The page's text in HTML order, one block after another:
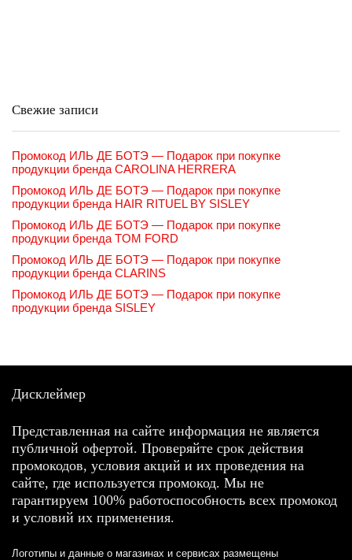
Свежие записи
Промокод ИЛЬ ДЕ БОТЭ — Подарок при покупке
продукции бренда CAROLINA HERRERA
Промокод ИЛЬ ДЕ БОТЭ — Подарок при покупке
продукции бренда HAIR RITUEL BY SISLEY
Промокод ИЛЬ ДЕ БОТЭ — Подарок при покупке
продукции бренда TOM FORD
Промокод ИЛЬ ДЕ БОТЭ — Подарок при покупке
продукции бренда CLARINS
Промокод ИЛЬ ДЕ БОТЭ — Подарок при покупке
продукции бренда SISLEY
Дисклеймер
Представленная на сайте информация не является
публичной офертой. Проверяйте срок действия
промокодов, условия акций и их проведения на
сайте, где используется промокод. Мы не
гарантируем 100% работоспособность всех промокод
и условий их применения.
Логотипы и данные о магазинах и сервисах размещены